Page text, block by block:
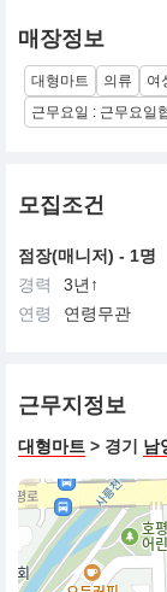
로 로맨틱한 서정을
매장정보
대형마트 의류 여
근무요일 : 근무요일
모집조건
점장(매니저) - 1명
경력
3년↑
연령
연령무관
근무지정보
대형마트 > 경기 남